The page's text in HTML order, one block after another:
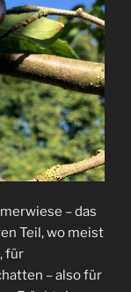
– das
Teil, wo meist
für
– also für